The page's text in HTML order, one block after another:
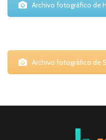
Archivo fotográfico de
Archivo fotográfico de